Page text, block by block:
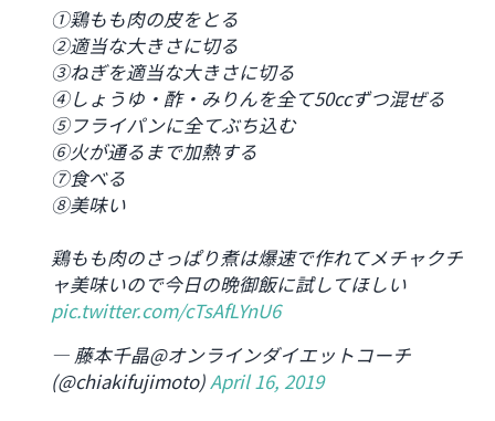
①鶏もも肉の皮をとる
②適当な大きさに切る
③ねぎを適当な大きさに切る
④しょうゆ・酢・みりんを全て50ccずつ混ぜる
⑤フライパンに全てぶち込む
⑥火が通るまで加熱する
⑦食べる
⑧美味い
鶏もも肉のさっぱり煮は爆速で作れてメチャクチ
ャ美味いので今日の晩御飯に試してほしい
pic.twitter.com/cTsAfLYnU6
— 藤本千晶@オンラインダイエットコーチ
(@chiakifujimoto)April 16, 2019